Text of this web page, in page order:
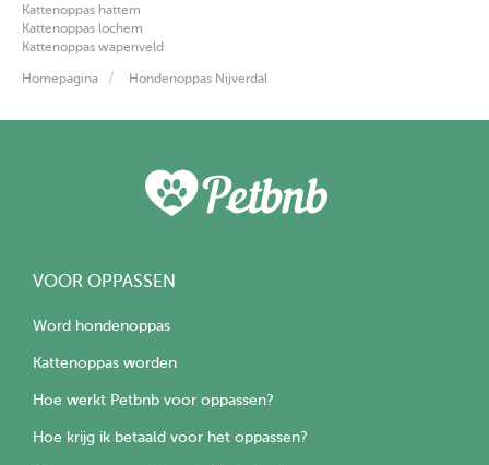
Kattenoppas hattem
Kattenoppas lochem
Kattenoppas wapenveld
Homepagina Hondenoppas Nijverdal
VOOR OPPASSEN
Word hondenoppas
Kattenoppas worden
Hoe werkt Petbnb voor oppassen?
Hoe krijg ik betaald voor het oppassen?